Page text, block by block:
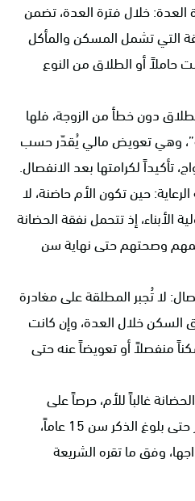
خلال فترة العدة، تضمن
التي تشمل المسكن والمأكل
حاملاً أو الطلاق من النوع
دون خطأ من الزوجة، فلها
وهي تعويض مالي يُقدّر حسب
تأكيداً لكرامتها بعد الانفصال.
حين تكون الأم حاضنة، لا
إذ تتحمل نفقة الحضانة
وصحتهم حتى نهاية سن
لا تُجبر المطلقة على مغادرة
السكن خلال العدة، وإن كانت
منفصلاً أو تعويضاً عنه حتى
غالباً للأم، حرصاً على
مصلحة الطفل، وتستمر حتى بلوغ الذكر سن 15 عاماً،
وفق ما تقره الشريعة